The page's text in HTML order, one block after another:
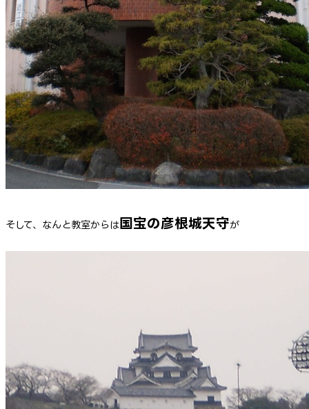
そして、なんと教室からは 国宝の彦根城天守が